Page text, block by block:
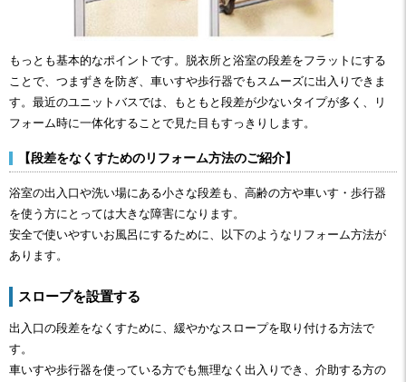
もっとも基本的なポイントです。脱衣所と浴室の段差をフラットにする
ことで、つまずきを防ぎ、車いすや歩行器でもスムーズに出入りできま
す。最近のユニットバスでは、もともと段差が少ないタイプが多く、リ
フォーム時に一体化することで見た目もすっきりします。
【段差をなくすためのリフォーム方法のご紹介】
浴室の出入口や洗い場にある小さな段差も、高齢の方や車いす・歩行器
を使う方にとっては大きな障害になります。
安全で使いやすいお風呂にするために、以下のようなリフォーム方法が
あります。
スロープを設置する
出入口の段差をなくすために、緩やかなスロープを取り付ける方法で
す。
車いすや歩行器を使っている方でも無理なく出入りでき、介助する方の